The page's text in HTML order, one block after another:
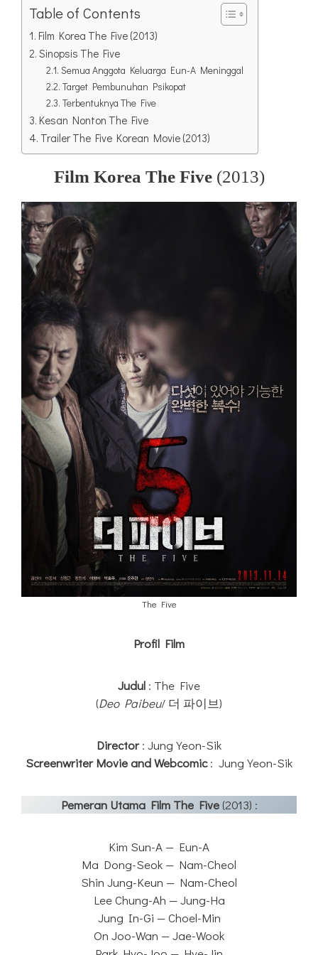
Table of Contents
Film Korea The Five (2013)
Sinopsis The Five
Semua Anggota Keluarga Eun-A Meninggal
Target Pembunuhan Psikopat
Terbentuknya The Five
Kesan Nonton The Five
Trailer The Five Korean Movie (2013)
Film Korea The Five(2013)
The Five
Profil Film
Judul : The Five
(Deo Paibeu/ 더 파이브)
Director: Jung Yeon-Sik
Screenwriter Movie and Webcomic: Jung Yeon-Sik
Pemeran Utama Film The Five(2013) :
Kim Sun-A — Eun-A
Ma Dong-Seok — Nam-Cheol
Shin Jung-Keun — Nam-Cheol
Lee Chung-Ah — Jung-Ha
Jung In-Gi — Choel-Min
On Joo-Wan — Jae-Wook